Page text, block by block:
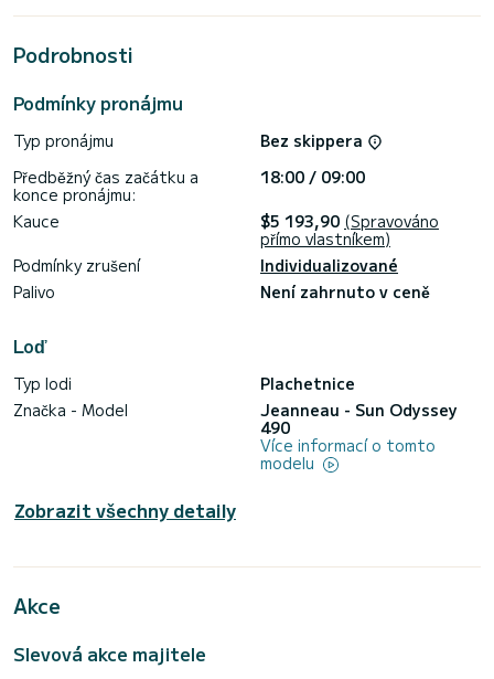
sprchovým koutem.
genovkou. Má následující vybavení: Autopilot, Reproduktory,
prostřednictvím platformy, my vám odpovíme našimi nejlepšími
Podrobnosti
Podmínky pronájmu
Typ pronájmu
Bez skippera
Předběžný čas začátku a
konce pronájmu:
18:00 / 09:00
Kauce
$5 193,90 (Spravováno
přímo vlastníkem)
Podmínky zrušení
Individualizované
Palivo
Není zahrnuto v ceně
Loď
Typ lodi
Plachetnice
Značka - Model
Jeanneau - Sun Odyssey
490
Více informací o tomto
modelu
Zobrazit všechny detaily
Akce
Slevová akce majitele